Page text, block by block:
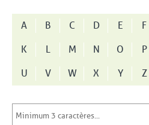
A B C D E F
K
L M N O P
U
V W X Y Z